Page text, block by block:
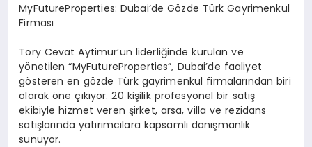
MyFutureProperties: Dubai’de Gözde Türk Gayrimenkul
Firması
Tory Cevat Aytimur’un liderliğinde kurulan ve
yönetilen “MyFutureProperties”, Dubai’de faaliyet
gösteren en gözde Türk gayrimenkul firmalarından biri
olarak öne çıkıyor. 20 kişilik profesyonel bir satış
ekibiyle hizmet veren şirket, arsa, villa ve rezidans
satışlarında yatırımcılara kapsamlı danışmanlık
sunuyor.